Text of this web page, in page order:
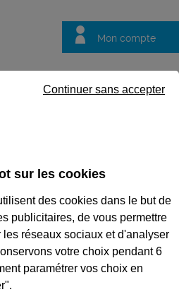
Mon compte
questions
DE RÉSEAUX
EN
OPTIQUE
sur les cookies
des cookies dans le but de
publicitaires, de vous permettre
réseaux sociaux et d'analyser
votre choix pendant 6
paramétrer vos choix en
Continuer sans accepter